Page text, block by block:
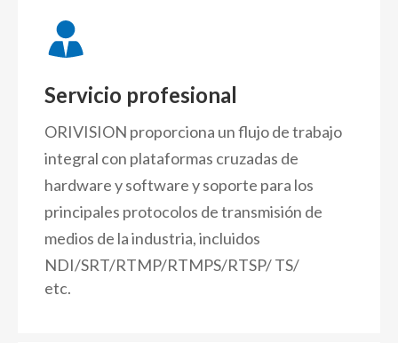
Servicio profesional
ORIVISION proporciona un flujo de trabajo
integral con plataformas cruzadas de
hardware y software y soporte para los
principales protocolos de transmisión de
medios de la industria, incluidos
NDI/SRT/RTMP/RTMPS/RTSP/TS/
etc.